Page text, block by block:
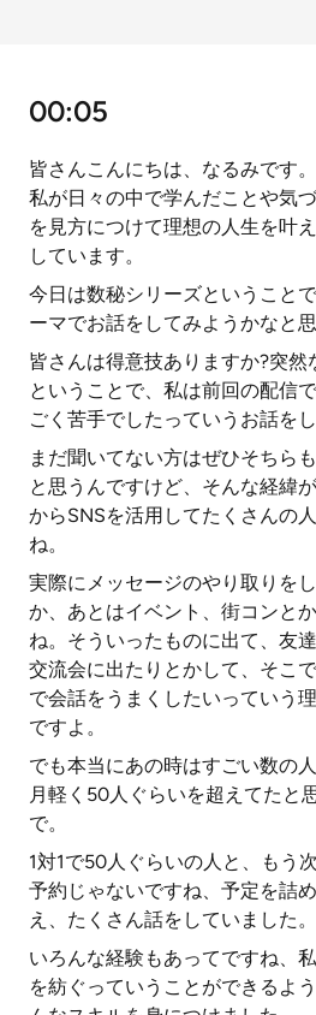
00:05
皆さんこんにちは、なるみです
私が日々の中で学んだことや気
を見方につけて理想の人生を叶
しています。
今日は数秘シリーズということ
ーマでお話をしてみようかなと思
皆さんは得意技ありますか?突
ということで、私は前回の配信
ごく苦手でしたっていうお話をし
まだ聞いてない方はぜひそちら
と思うんですけど、そんな経緯
からSNSを活用してたくさんの
ね。
実際にメッセージのやり取りを
か、あとはイベント、街コンと
ね。そういったものに出て、友
交流会に出たりとかして、そこ
で会話をうまくしたいっていう
ですよ。
でも本当にあの時はすごい数の
月軽く50人ぐらいを超えてたと
で。
1対1で50人ぐらいの人と、もう
予約じゃないですね、予定を詰
え、たくさん話をしていました。
いろんな経験もあってですね、
を紡ぐっていうことができるよ